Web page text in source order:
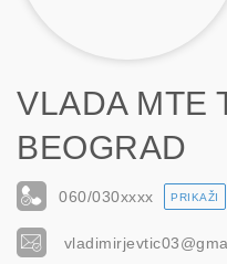
VLADA MTE
BEOGRAD
060/030xxxx PRIKAŽI